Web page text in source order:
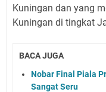
Kuningan dan yang
Kuningan di tingkat
BACA JUGA
Nobar Final Piala
Sangat Seru